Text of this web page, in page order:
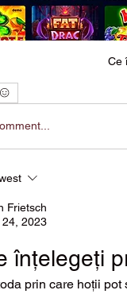
Ce
Frietsch
24, 2023
înțelegeți
prin care hoții